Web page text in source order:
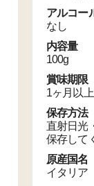
アルコー
なし
内容量
100g
賞味期限
1ヶ月以
保存方法
直射日光
保存して
原産国名
イタリア